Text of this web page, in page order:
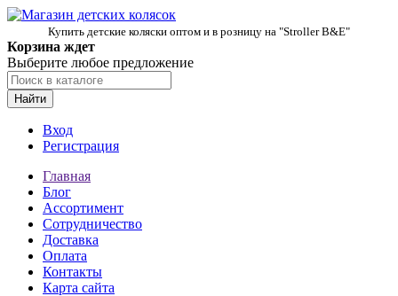
Купить детские коляски оптом и в розницу на "Stroller B&E"
Корзина ждет
Выберите любое предложение
Найти
Вход
Регистрация
Главная
Блог
Ассортимент
Сотрудничество
Доставка
Оплата
Контакты
Карта сайта